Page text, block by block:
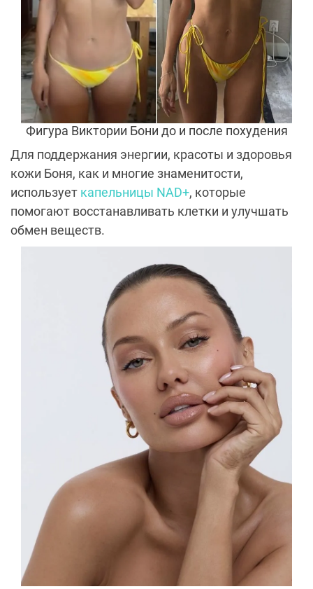
Фигура Виктории Бони до и после похудения
Для поддержания энергии, красоты и здоровья
кожи Боня, как и многие знаменитости,
использует капельницы NAD+, которые
помогают восстанавливать клетки и улучшать
обмен веществ.